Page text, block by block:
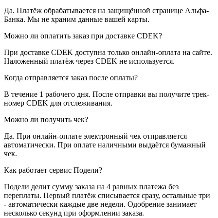
Да. Платёж обрабатывается на защищённой странице Альфа-
Банка. Мы не храним данные вашей карты.
Можно ли оплатить заказ при доставке CDEK?
При доставке CDEK доступна только онлайн-оплата на сайте.
Наложенный платёж через CDEK не используется.
Когда отправляется заказ после оплаты?
В течение 1 рабочего дня. После отправки вы получите трек-
номер CDEK для отслеживания.
Можно ли получить чек?
Да. При онлайн-оплате электронный чек отправляется
автоматически. При оплате наличными выдаётся бумажный
чек.
Как работает сервис Подели?
Подели делит сумму заказа на 4 равных платежа без
переплаты. Первый платёж списывается сразу, остальные три
- автоматически каждые две недели. Одобрение занимает
несколько секунд при оформлении заказа.